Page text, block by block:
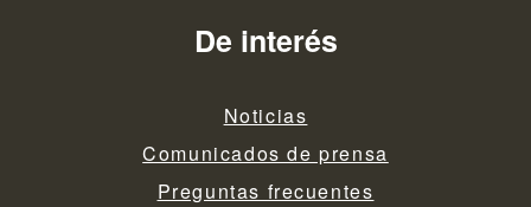
De interés
Noticias
Comunicados de prensa
Preguntas frecuentes